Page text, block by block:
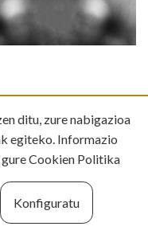
1961
ditu, zure nabigazioa
egiteko. Informazio
Cookien Politika
Konfiguratu